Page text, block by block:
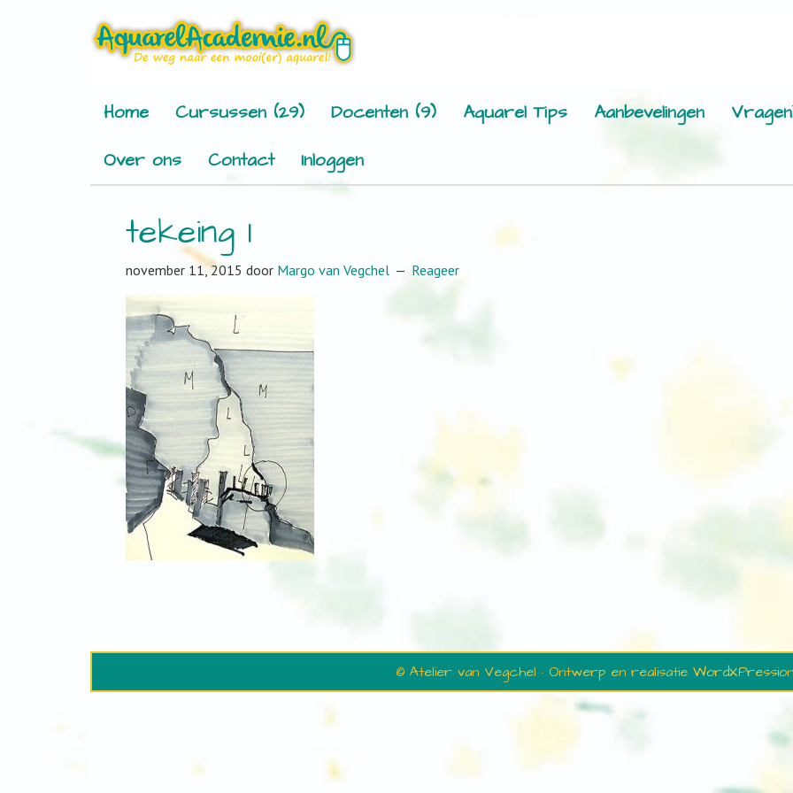
Home Cursussen (29) Docenten (9) Aquarel Tips Aanbevelingen
Over ons
Contact Inloggen
tekeing 1
november 11, 2015 door Margo van Vegchel Reageer
© Atelier van Vegchel · Ontwerp en realisatie WordXPression